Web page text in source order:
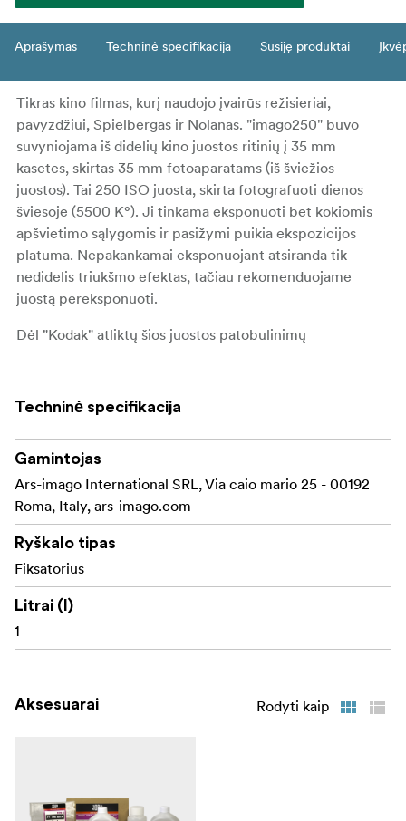
Aprašymas Techninė specifikacija Susiję produktai
Tikras kino filmas, kurį naudojo įvairūs režisieriai,
pavyzdžiui, Spielbergas ir Nolanas. "imago250" buvo
suvyniojama iš didelių kino juostos ritinių į 35 mm
kasetes, skirtas 35 mm fotoaparatams (iš šviežios
juostos). Tai 250 ISO juosta, skirta fotografuoti dienos
šviesoje (5500 K°). Ji tinkama eksponuoti bet kokiomis
apšvietimo sąlygomis ir pasižymi puikia ekspozicijos
platuma. Nepakankamai eksponuojant atsiranda tik
nedidelis triukšmo efektas, tačiau rekomenduojame
juostą pereksponuoti.
Dėl "Kodak" atliktų šios juostos patobulinimų
250 ISO (be DX kodo)
ECN-2 procesas
Dienos šviesa
Smulkus grūdėtumas
Idealiai tinka skenavimui
Lengvas vėlesnis apdorojimas
Techninė specifikacija
Gamintojas
Ars-imago International SRL, Via caio mario 25 - 00192
Roma, Italy, ars-imago.com
Ryškalo tipas
Fiksatorius
Litrai (l)
1
Aksesuarai Rodyti kaip